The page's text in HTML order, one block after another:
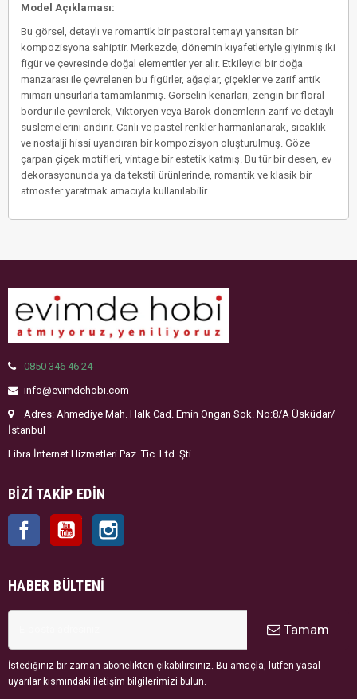
Model Açıklaması:
Bu görsel, detaylı ve romantik bir pastoral temayı yansıtan bir
kompozisyona sahiptir. Merkezde, dönemin kıyafetleriyle giyinmiş iki
figür ve çevresinde doğal elementler yer alır. Etkileyici bir doğa
manzarası ile çevrelenen bu figürler, ağaçlar, çiçekler ve zarif antik
mimari unsurlarla tamamlanmış. Görselin kenarları, zengin bir floral
bordür ile çevrilerek, Viktoryen veya Barok dönemlerin zarif ve detaylı
süslemelerini andırır. Canlı ve pastel renkler harmanlanarak, sıcaklık
ve nostalji hissi uyandıran bir kompozisyon oluşturulmuş. Göze
çarpan çiçek motifleri, vintage bir estetik katmış. Bu tür bir desen, ev
dekorasyonunda ya da tekstil ürünlerinde, romantik ve klasik bir
atmosfer yaratmak amacıyla kullanılabilir.
0850 346 46 24
info@evimdehobi.com
Adres: Ahmediye Mah. Halk Cad. Emin Ongan Sok. No:8/A Üsküdar/
İstanbul
Libra İnternet Hizmetleri Paz. Tic. Ltd. Şti.
BIZI TAKIP EDIN
Facebook YouTube
HABER BÜLTENI
Tamam
İstediğiniz bir zaman abonelikten çıkabilirsiniz. Bu amaçla, lütfen yasal
uyarılar kısmındaki iletişim bilgilerimizi bulun.